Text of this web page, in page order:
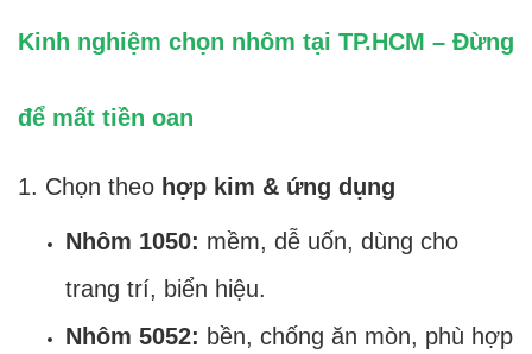
Kinh nghiệm chọn nhôm tại TP.HCM – Đừng
để mất tiền oan
1. Chọn theo hợp kim & ứng dụng
Nhôm 1050: mềm, dễ uốn, dùng cho
trang trí, biển hiệu.
Nhôm 5052: bền, chống ăn mòn, phù hợp